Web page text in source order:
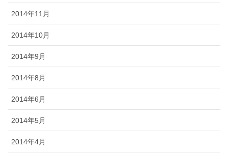
2014年11月
2014年10月
2014年9月
2014年8月
2014年6月
2014年5月
2014年4月